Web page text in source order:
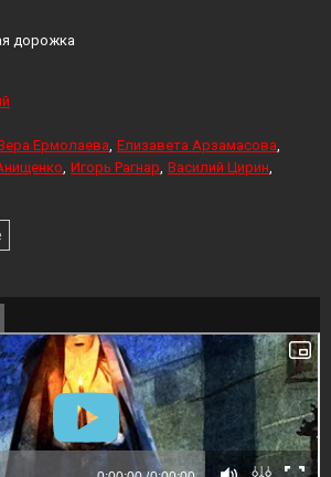
дорожка
Ермолаева Елизавета Арзамасова
Игорь Рагнар Василий Цирин